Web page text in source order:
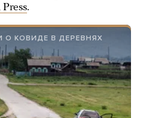
.
О КОВИДЕ В ДЕРЕВНЯХ